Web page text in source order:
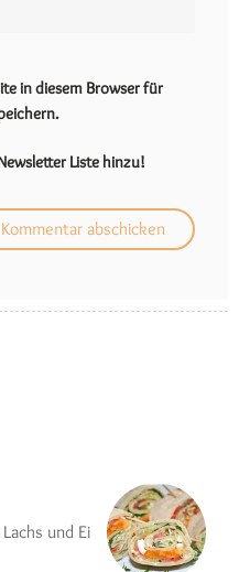
in diesem Browser für
Liste hinzu!
und Ei